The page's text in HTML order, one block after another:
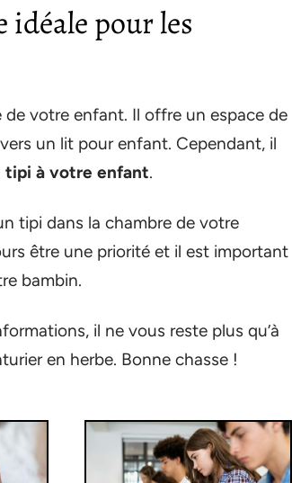
idéale pour les
votre enfant. Il offre un espace de
un lit pour enfant. Cependant, il
tipi à votre enfant.
tipi dans la chambre de votre
être une priorité et il est important
bambin.
il ne vous reste plus qu’à
en herbe. Bonne chasse !